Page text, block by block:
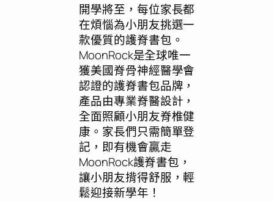
開學將至，每位家長都
在煩惱為小朋友挑選一
款優質的護脊書包。
MoonRock是全球唯一
獲美國脊骨神經醫學會
認證的護脊書包品牌，
產品由專業脊醫設計，
全面照顧小朋友脊椎健
康。家長們只需簡單登
記，即有機會贏走
MoonRock護脊書包，
讓小朋友揹得舒服，輕
鬆迎接新學年！